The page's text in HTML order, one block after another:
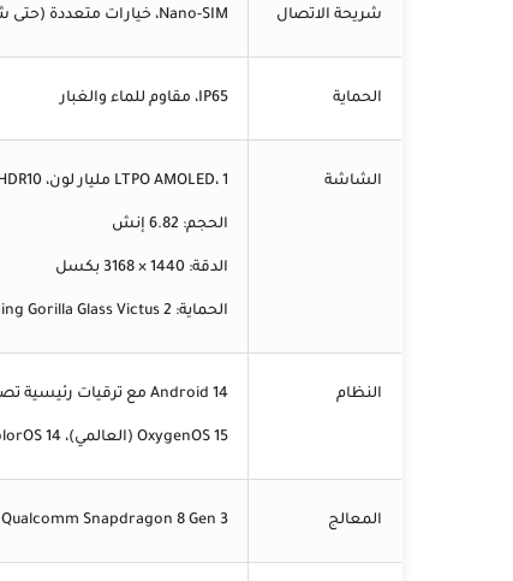
شريحة الاتصال Nano-SIM، خيارات متعددة (حتى شريحتين)
الحماية IP65، مقاوم للماء والغبار
الشاشة LTPO AMOLED، 1 مليار لون، 120Hz، Dolby Vision، HDR10+
الحجم: 6.82 إنش
الدقة: 1440 × 3168 بكسل
الحماية: Corning Gorilla Glass Victus 2
النظام Android 14 مع ترقيات رئيسية تصل إلى 4 إصدارات
OxygenOS 15 (العالمي)، ColorOS 14 (الصين)
المعالج Qualcomm Snapdragon 8 Gen 3 (4 نانومتر)